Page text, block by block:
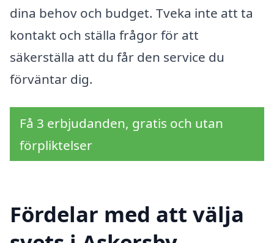
dina behov och budget. Tveka inte att ta
kontakt och ställa frågor för att
säkerställa att du får den service du
förväntar dig.
Få 3 erbjudanden, gratis och utan
förpliktelser
Fördelar med att välja